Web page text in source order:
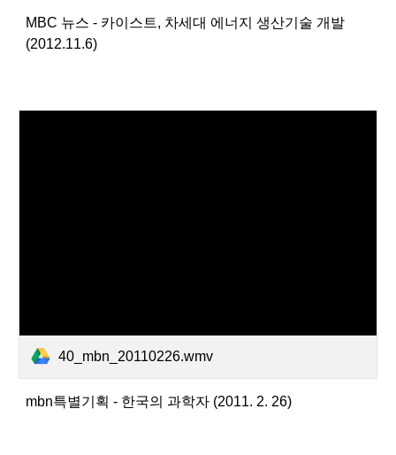
MBC 뉴스 - 카이스트, 차세대 에너지 생산기술 개발
(2012.11.6)
40_mbn_20110226.wmv
mbn특별기획 - 한국의 과학자 (2011. 2. 26)